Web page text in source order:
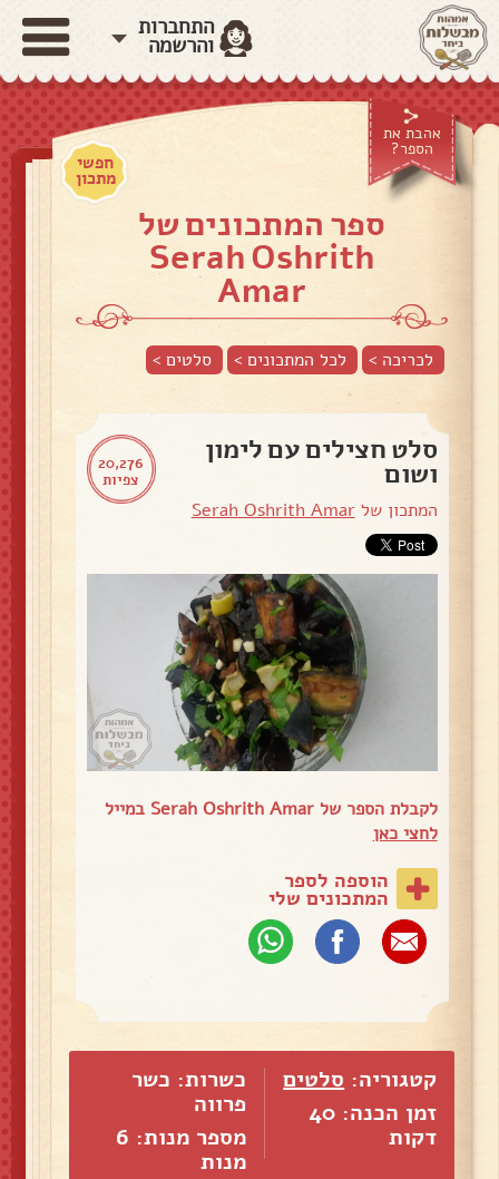
התחברות
והרשמה
אהבת את
הספר?
חפשי
מתכון
ספר המתכונים של
Serah Oshrith
Amar
לכריכה > לכל המתכונים > סלטים>
20,276
צפיות
סלט חצילים עם לימון
ושום
המתכון של Serah Oshrith Amar
לקבלת הספר של Serah Oshrith Amar במייל
לחצי כאן
הוספה לספר
המתכונים שלי
קטגוריה: סלטים
זמן הכנה: 40
דקות
כשרות: כשר
פרווה
מספר מנות: 6
מנות